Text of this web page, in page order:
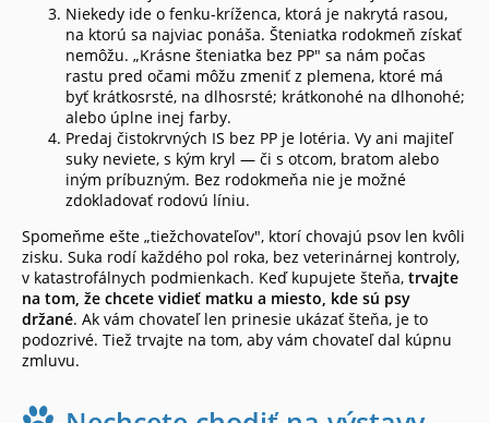
Niekedy ide o fenku-kríženca, ktorá je nakrytá rasou,
na ktorú sa najviac ponáša. Šteniatka rodokmeň získať
nemôžu. „Krásne šteniatka bez PP" sa nám počas
rastu pred očami môžu zmeniť z plemena, ktoré má
byť krátkosrsté, na dlhosrsté; krátkonohé na dlhonohé;
alebo úplne inej farby.
Predaj čistokrvných IS bez PP je lotéria. Vy ani majiteľ
suky neviete, s kým kryl — či s otcom, bratom alebo
iným príbuzným. Bez rodokmeňa nie je možné
zdokladovať rodovú líniu.
Spomeňme ešte „tiežchovateľov", ktorí chovajú psov len kvôli
zisku. Suka rodí každého pol roka, bez veterinárnej kontroly,
v katastrofálnych podmienkach. Keď kupujete šteňa, trvajte
na tom, že chcete vidieť matku a miesto, kde sú psy
držané. Ak vám chovateľ len prinesie ukázať šteňa, je to
podozrivé. Tiež trvajte na tom, aby vám chovateľ dal kúpnu
zmluvu.